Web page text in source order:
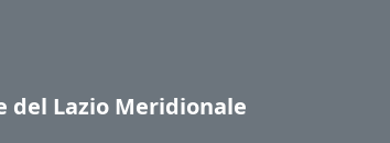
del Lazio Meridionale